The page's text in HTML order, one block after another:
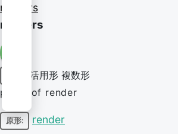
renders
renders
活用形 複数形
plural of render
原形: render